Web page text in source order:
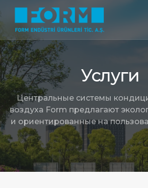
Услуги
Центральные системы
воздуха Form предлагают
и ориентированные на